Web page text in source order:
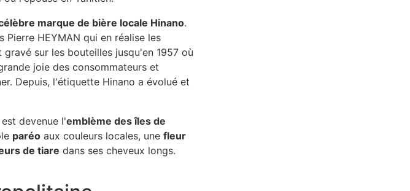
marque de bière locale Hinano.
HEYMAN qui en réalise les
sur les bouteilles jusqu'en 1957 où
joie des consommateurs et
Depuis, l'étiquette Hinano a évolué et
devenue l'emblème des îles de
paréo aux couleurs locales, une fleur
de tiare dans ses cheveux longs.